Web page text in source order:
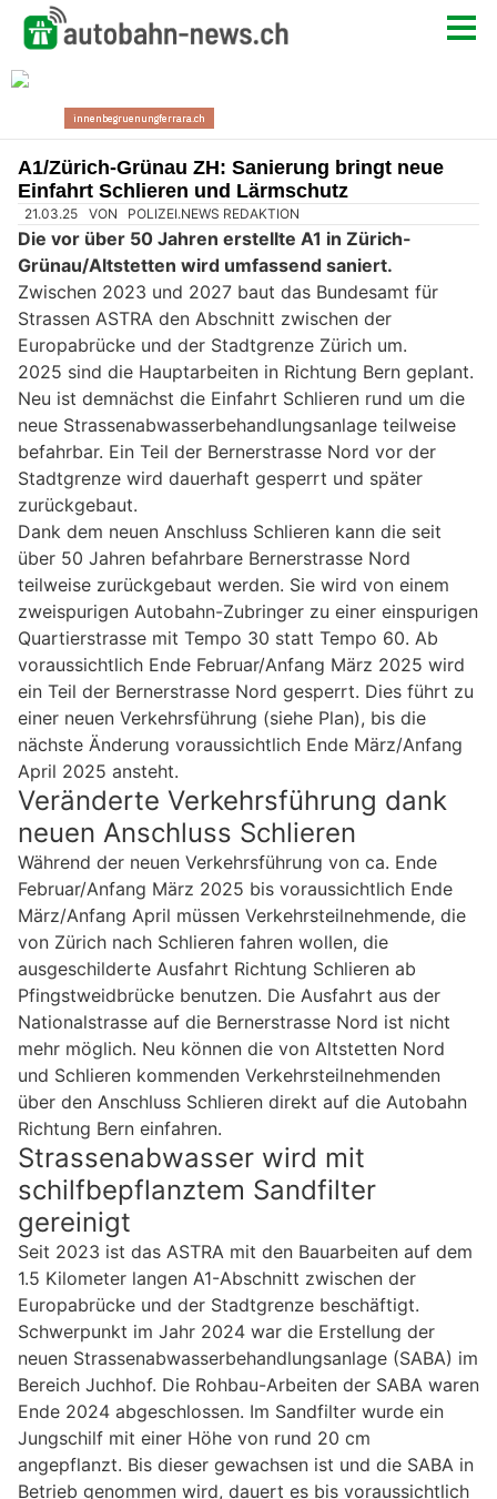
A1/Zürich-Grünau ZH: Sanierung bringt neue
Einfahrt Schlieren und Lärmschutz
21.03.25 VON POLIZEI.NEWS REDAKTION
Die vor über 50 Jahren erstellte A1 in Zürich-
Grünau/Altstetten wird umfassend saniert.
Zwischen 2023 und 2027 baut das Bundesamt für
Strassen ASTRA den Abschnitt zwischen der
Europabrücke und der Stadtgrenze Zürich um.
2025 sind die Hauptarbeiten in Richtung Bern geplant.
Neu ist demnächst die Einfahrt Schlieren rund um die
neue Strassenabwasserbehandlungsanlage teilweise
befahrbar. Ein Teil der Bernerstrasse Nord vor der
Stadtgrenze wird dauerhaft gesperrt und später
zurückgebaut.
Dank dem neuen Anschluss Schlieren kann die seit
über 50 Jahren befahrbare Bernerstrasse Nord
teilweise zurückgebaut werden. Sie wird von einem
zweispurigen Autobahn-Zubringer zu einer einspurigen
Quartierstrasse mit Tempo 30 statt Tempo 60. Ab
voraussichtlich Ende Februar/Anfang März 2025 wird
ein Teil der Bernerstrasse Nord gesperrt. Dies führt zu
einer neuen Verkehrsführung (siehe Plan), bis die
nächste Änderung voraussichtlich Ende März/Anfang
April 2025 ansteht.
Veränderte Verkehrsführung dank
neuen Anschluss Schlieren
Während der neuen Verkehrsführung von ca. Ende
Februar/Anfang März 2025 bis voraussichtlich Ende
März/Anfang April müssen Verkehrsteilnehmende, die
von Zürich nach Schlieren fahren wollen, die
ausgeschilderte Ausfahrt Richtung Schlieren ab
Pfingstweidbrücke benutzen. Die Ausfahrt aus der
Nationalstrasse auf die Bernerstrasse Nord ist nicht
mehr möglich. Neu können die von Altstetten Nord
und Schlieren kommenden Verkehrsteilnehmenden
über den Anschluss Schlieren direkt auf die Autobahn
Richtung Bern einfahren.
Strassenabwasser wird mit
schilfbepflanztem Sandfilter
gereinigt
Seit 2023 ist das ASTRA mit den Bauarbeiten auf dem
1.5 Kilometer langen A1-Abschnitt zwischen der
Europabrücke und der Stadtgrenze beschäftigt.
Schwerpunkt im Jahr 2024 war die Erstellung der
neuen Strassenabwasserbehandlungsanlage (SABA) im
Bereich Juchhof. Die Rohbau-Arbeiten der SABA waren
Ende 2024 abgeschlossen. Im Sandfilter wurde ein
Jungschilf mit einer Höhe von rund 20 cm
angepflanzt. Bis dieser gewachsen ist und die SABA in
Betrieb genommen wird, dauert es bis voraussichtlich